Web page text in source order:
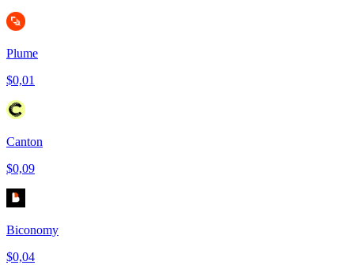
Plume
$0,01
Canton
$0,09
Biconomy
$0,04